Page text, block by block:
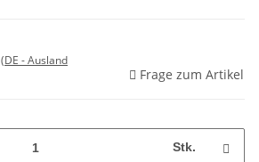
(DE - Ausland
Frage zum Artikel
Stk.